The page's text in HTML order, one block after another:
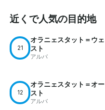
近くで人気の目的地
21
オラニェスタット＝ウェ
スト
アルバ
12
オラニェスタット＝オー
スト
アルバ